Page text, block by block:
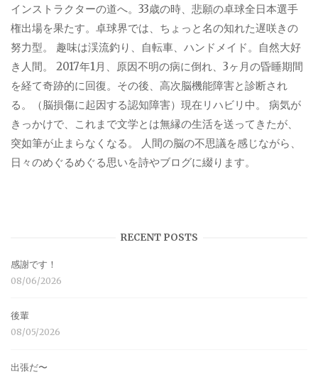
インストラクターの道へ。33歳の時、悲願の卓球全日本選手
権出場を果たす。卓球界では、ちょっと名の知れた遅咲きの
努力型。 趣味は渓流釣り、自転車、ハンドメイド。自然大好
き人間。 2017年1月、原因不明の病に倒れ、3ヶ月の昏睡期間
を経て奇跡的に回復。その後、高次脳機能障害と診断され
る。（脳損傷に起因する認知障害）現在リハビリ中。 病気が
きっかけで、これまで文学とは無縁の生活を送ってきたが、
突如筆が止まらなくなる。 人間の脳の不思議を感じながら、
日々のめぐるめぐる思いを詩やブログに綴ります。
RECENT POSTS
感謝です！
08/06/2026
後輩
08/05/2026
出張だ〜